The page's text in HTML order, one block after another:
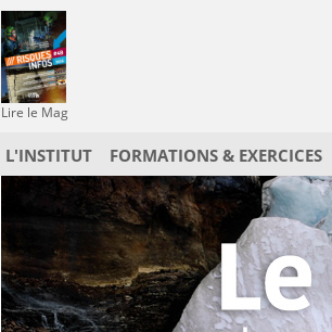
Lire le Mag
L'INSTITUT FORMATIONS & EXERCICES